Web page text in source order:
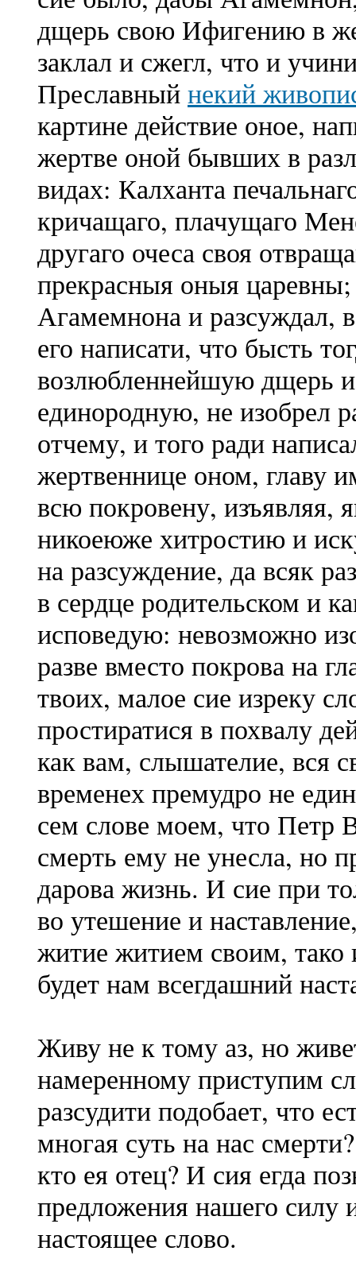
дщерь свою Ифигению в
заклал и сжегл, что и
Преславныйнекий
картине действие оное,
жертве оной бывших в
видах: Калханта
кричащаго, плачущаго
другаго очеса своя
прекрасныя оныя царевны;
Агамемнона и разсуждал,
его написати, что бысть
возлюбленнейшую дщерь
единородную, не изобрел
отчему, и того ради
жертвеннице оном, главу
всю покровену, изъявляя,
никоеюже хитростию и
на разсуждение, да всяк
в сердце родительском и
исповедую: невозможно
разве вместо покрова на
твоих, малое сие изреку
простиратися в похвалу
как вам, слышателие, вся
временех премудро не
сем слове моем, что Петр
смерть ему не унесла, но
дарова жизнь. И сие при
во утешение и
житие житием своим,
будет нам всегдашний
Живу не к тому аз, но
намеренному приступим
разсудити подобает, что
многая суть на нас
кто ея отец? И сия егда
предложения нашего силу
настоящее слово.